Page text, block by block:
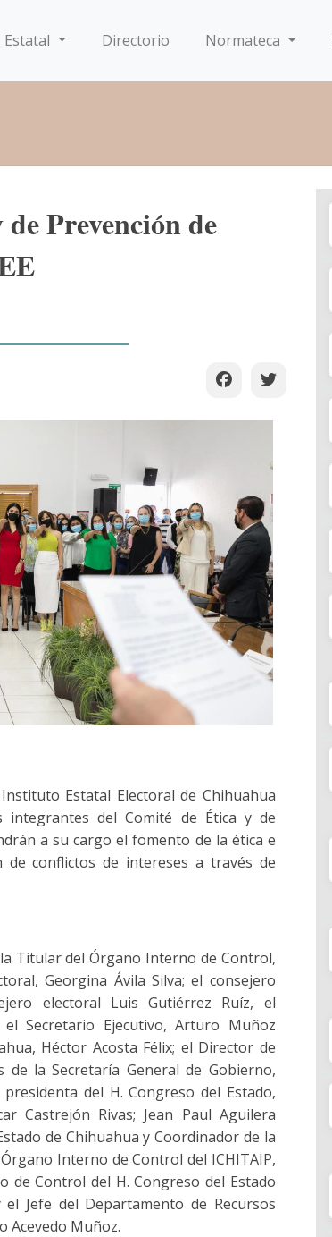
Estatal Directorio Normateca
Prevención de
Estatal Electoral de Chihuahua
del Comité de Ética y de
a su cargo el fomento de la ética e
conflictos de intereses a través de
Titular del Órgano Interno de Control,
Georgina Ávila Silva; el consejero
electoral Luis Gutiérrez Ruíz, el
Secretario Ejecutivo, Arturo Muñoz
Héctor Acosta Félix; el Director de
de la Secretaría General de Gobierno,
del H. Congreso del Estado,
Castrejón Rivas; Jean Paul Aguilera
de Chihuahua y Coordinador de la
Interno de Control del ICHITAIP,
de Control del H. Congreso del Estado
Jefe del Departamento de Recursos
Acevedo Muñoz.